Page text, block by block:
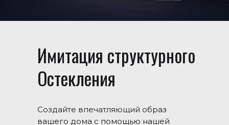
Имитация структурного
Остекления
Создайте впечатляющий образ
вашего дома с помощью нашей